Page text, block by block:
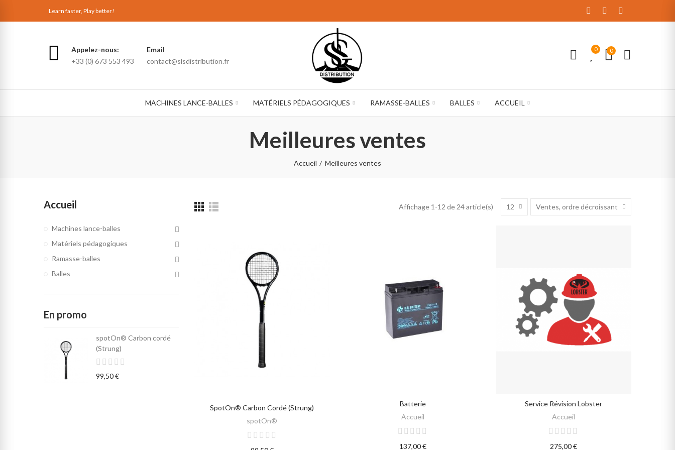
Learn faster, Play better!
Appelez-nous:
+33 (0) 673 553 493
Email
contact@slsdistribution.fr
0 0
MACHINES LANCE-BALLES MATÉRIELS PÉDAGOGIQUES RAMASSE-BALLES BALLES ACCUEIL
Meilleures ventes
Accueil Meilleures ventes
Affichage 1-12 de 24 article(s) 12 Ventes, ordre décroissant
SELECT OPTIONS
SpotOn® Carbon Cordé (Strung)
spotOn®
AJOUTER AU PANIER
Batterie
Accueil
137,00 €
SELECT OPTIONS
Service Révision Lobster
Accueil
275,00 €
Accueil
Machines lance-balles
Matériels pédagogiques
Ramasse-balles
Balles
En promo
spotOn® Carbon cordé
(Strung)
99,50 €